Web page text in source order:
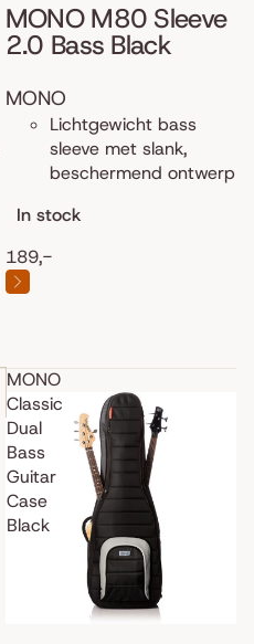
MONO M80 Sleeve
2.0 Bass Black
MONO
Lichtgewicht bass
sleeve met slank,
beschermend ontwerp
In stock
189,-
MONO
Classic
Dual
Bass
Guitar
Case
Black